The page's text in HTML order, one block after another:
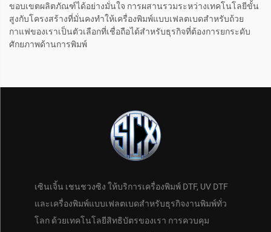
ขอบเขตผลิตภัณฑ์ได้อย่างมั่นใจ การผสานรวมระหว่างเทคโนโลยีขั้น
สูงกับโครงสร้างที่มั่นคงทำให้เครื่องพิมพ์แบบเฟลตเบดสำหรับถ้วย
กาแฟของเราเป็นตัวเลือกที่เชื่อถือได้สำหรับธุรกิจที่ต้องการยกระดับ
ศักยภาพด้านการพิมพ์
เซินเจิ้น เชนชวงซิง ให้บริการเครื่องพิมพ์ DTF, UV DTF
และเครื่องพิมพ์แบบเฟลตเบดสำหรับธุรกิจงานพิมพ์ทั่ว
โลก ด้วยเทคโนโลยีสิทธิบัตรของเรา การควบคุม